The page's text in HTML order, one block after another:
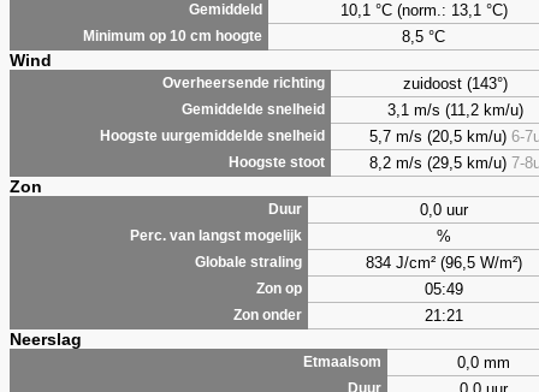
Gemiddeld 10,1 °C (norm.: 13,1 °C)
Minimum op 10 cm hoogte 8,5 °C
Wind
Overheersende richting zuidoost (143°)
Gemiddelde snelheid 3,1 m/s (11,2 km/u)
Hoogste uurgemiddelde snelheid 5,7 m/s (20,5 km/u) 6-
Hoogste stoot 8,2 m/s (29,5 km/u) 7-
Zon
Duur 0,0 uur
Perc. van langst mogelijk %
Globale straling 834 J/cm² (96,5 W/m²)
Zon op 05:49
Zon onder 21:21
Neerslag
Etmaalsom 0,0 mm
Duur